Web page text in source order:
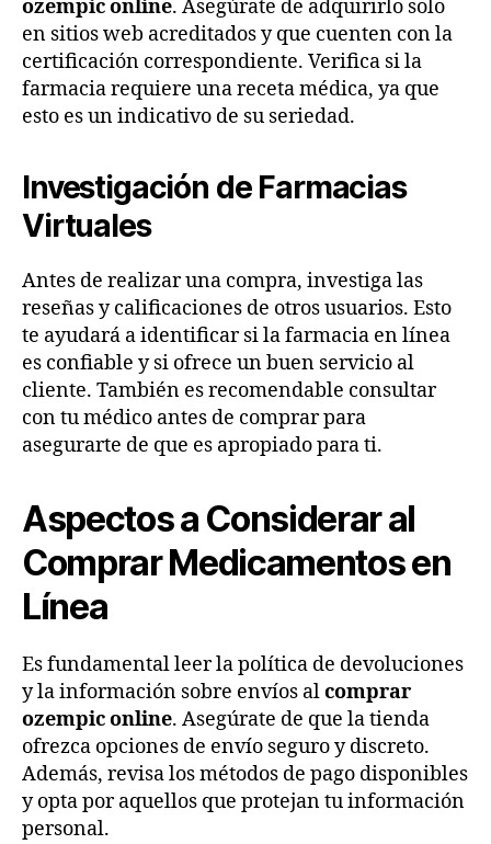
ozempic online. Asegúrate de adquirirlo solo
en sitios web acreditados y que cuenten con la
certificación correspondiente. Verifica si la
farmacia requiere una receta médica, ya que
esto es un indicativo de su seriedad.
Investigación de Farmacias
Virtuales
Antes de realizar una compra, investiga las
reseñas y calificaciones de otros usuarios. Esto
te ayudará a identificar si la farmacia en línea
es confiable y si ofrece un buen servicio al
cliente. También es recomendable consultar
con tu médico antes de comprar para
asegurarte de que es apropiado para ti.
Aspectos a Considerar al
Comprar Medicamentos en
Línea
Es fundamental leer la política de devoluciones
y la información sobre envíos alcomprar
ozempic online. Asegúrate de que la tienda
ofrezca opciones de envío seguro y discreto.
Además, revisa los métodos de pago disponibles
y opta por aquellos que protejan tu información
personal.